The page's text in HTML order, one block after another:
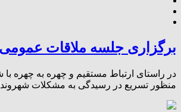
برگزاری جلسه ملاقات
منظور تسریع در رسیدگی به مشکلات